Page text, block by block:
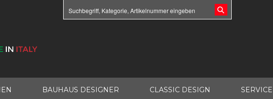
BAUHAUS DESIGNER CLASSIC DESIGN SERVICE